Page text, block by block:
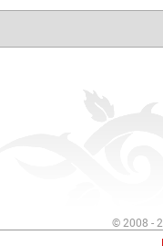
© 2008 -